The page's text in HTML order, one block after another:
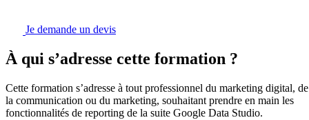
Je demande un devis
À qui s’adresse cette formation ?
Cette formation s’adresse à tout professionnel du marketing digital, de
la communication ou du marketing, souhaitant prendre en main les
fonctionnalités de reporting de la suite Google Data Studio.